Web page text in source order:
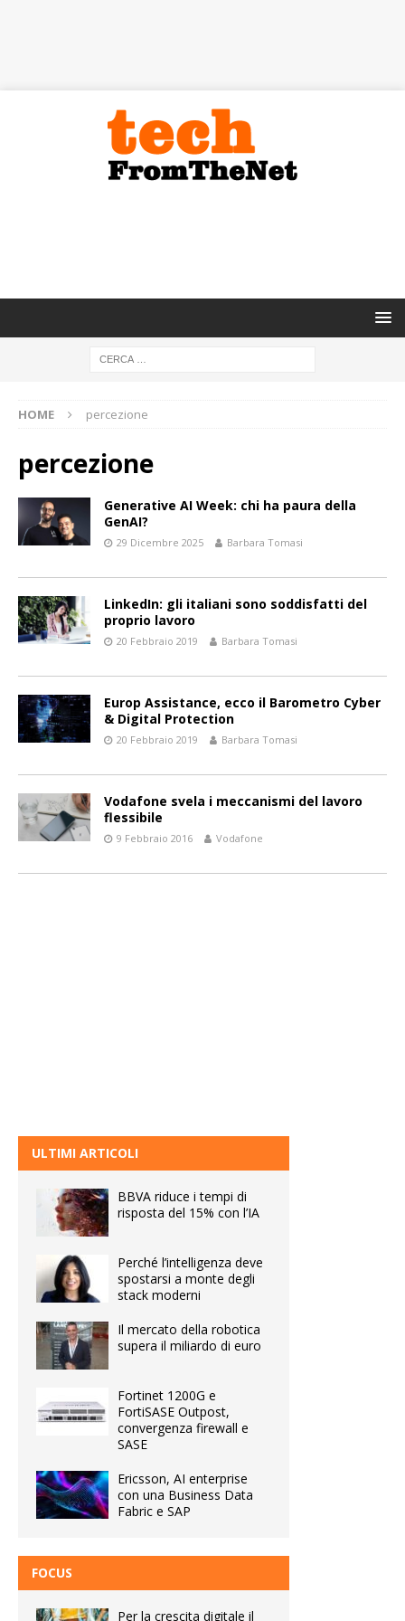
HOME percezione
percezione
Generative AI Week: chi ha paura della
GenAI?
29 Dicembre 2025 Barbara Tomasi
LinkedIn: gli italiani sono soddisfatti del
proprio lavoro
20 Febbraio 2019 Barbara Tomasi
Europ Assistance, ecco il Barometro Cyber
& Digital Protection
20 Febbraio 2019 Barbara Tomasi
Vodafone svela i meccanismi del lavoro
flessibile
9 Febbraio 2016 Vodafone
ULTIMI ARTICOLI
BBVA riduce i tempi di
risposta del 15% con l’IA
Perché l’intelligenza deve
spostarsi a monte degli
stack moderni
Il mercato della robotica
supera il miliardo di euro
Fortinet 1200G e
FortiSASE Outpost,
convergenza firewall e
SASE
Ericsson, AI enterprise
con una Business Data
Fabric e SAP
FOCUS
Per la crescita digitale il